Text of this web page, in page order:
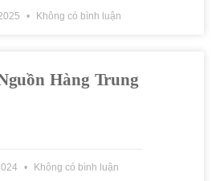
Không có bình luận
Hàng Trung
Không có bình luận